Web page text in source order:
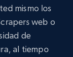
mismo los
web o
de
al tiempo